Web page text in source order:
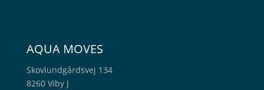
AQUA MOVES
Skovlundgårdsvej 134
8260 Viby J